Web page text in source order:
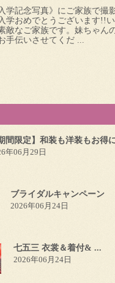
学記念写真》にご家族で撮
学おめでとうございます!!︎
敵なご家族です。妹ちゃん
手伝いさせてくだ ...
間限定】和装も洋装もお得
年06月29日
ブライダルキャンペーン
2026年06月24日
七五三 衣裳＆着付& ...
2026年06月24日